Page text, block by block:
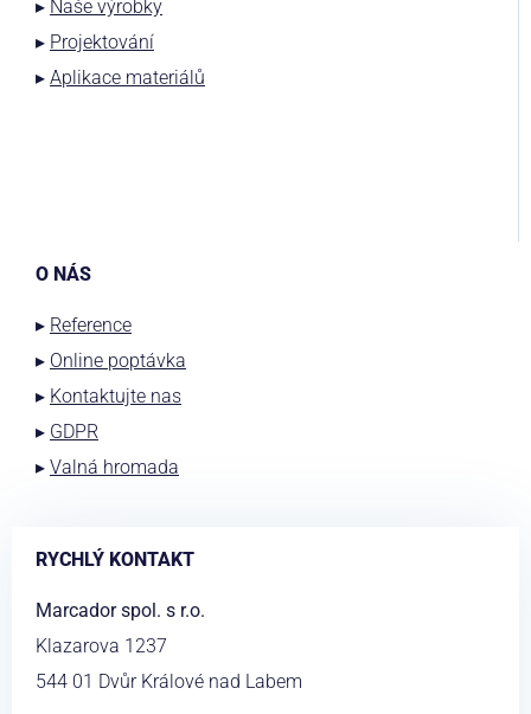
▸ Naše výrobky
▸ Projektování
▸ Aplikace materiálů
O NÁS
▸ Reference
▸ Online poptávka
▸ Kontaktujte nas
▸ GDPR
▸ Valná hromada
RYCHLÝ KONTAKT
Marcador spol. s r.o.
Klazarova 1237
544 01 Dvůr Králové nad Labem